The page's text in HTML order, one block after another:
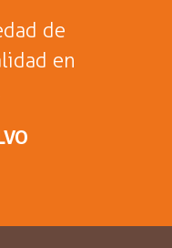
de
en